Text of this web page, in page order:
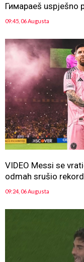
Гимараeš uspješno
09:45, 06 Augusta
VIDEO Messi se
odmah srušio rekord
09:24, 06 Augusta